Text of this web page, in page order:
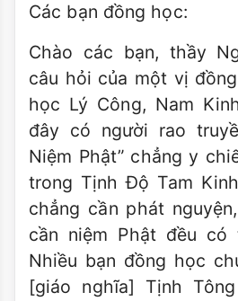
Các bạn đồng học:
Chào các bạn, thầy
câu hỏi của một vị
học Lý Công, Nam
đây có người rao
Niệm Phật” chẳng y
trong Tịnh Ðộ Tam
chẳng cần phát
cần niệm Phật đều có
Nhiều bạn đồng học
[giáo nghĩa] Tịnh